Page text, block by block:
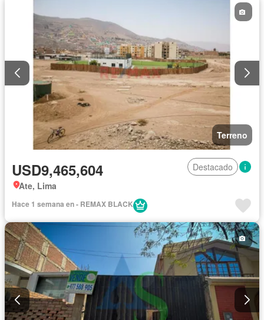
Terreno
USD9,465,604
Destacado
Ate, Lima
Hace 1 semana en - REMAX BLACK